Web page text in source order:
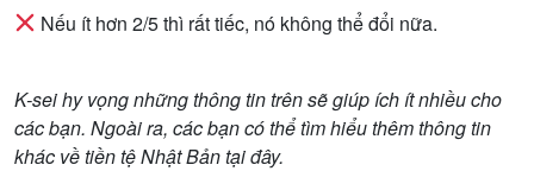
Nếu ít hơn 2/5 thì rất tiếc, nó không thểđổi nữa.
K-sei hy vọng những thông tin trên sẽgiúp ích ít nhiều cho
các bạn. Ngoài ra, các bạn có thểtìm hiểu thêm thông tin
khác vềtiền tệNhật Bản tại đây.